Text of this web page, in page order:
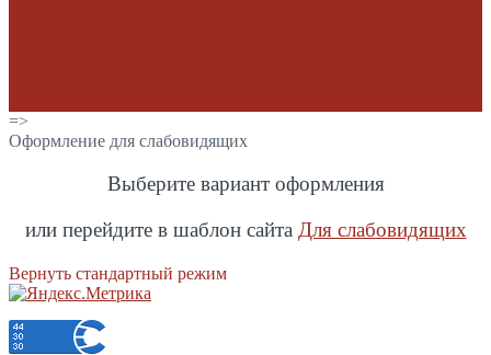
=>
Оформление для слабовидящих
Выберите вариант оформления
или перейдите в шаблон сайта Для слабовидящих
Вернуть стандартный режим